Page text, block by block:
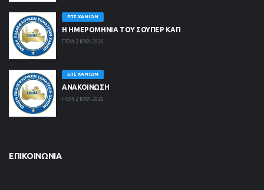
ΕΠΣ ΧΑΝΊΩΝ
Η ΗΜΕΡΟΜΗΝΙΑ ΤΟΥ ΣΟΥΠΕΡ ΚΑΠ
ΠΕΜ 2 ΙΟΥΛ 2026
ΕΠΣ ΧΑΝΊΩΝ
ΑΝΑΚΟΙΝΩΣΗ
ΠΕΜ 2 ΙΟΥΛ 2026
ΕΠΙΚΟΙΝΩΝΊΑ